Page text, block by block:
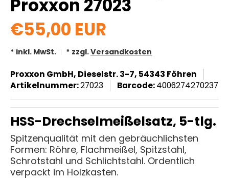
Proxxon 27023
€55,00 EUR
* inkl. MwSt. * zzgl.Versandkosten
Proxxon GmbH, Dieselstr. 3-7, 54343 Föhren
Artikelnummer:27023 Barcode:4006274270237
HSS-Drechselmeißelsatz, 5-tlg.
Spitzenqualität mit den gebräuchlichsten
Formen: Röhre, Flachmeißel, Spitzstahl,
Schrotstahl und Schlichtstahl. Ordentlich
verpackt im Holzkasten.